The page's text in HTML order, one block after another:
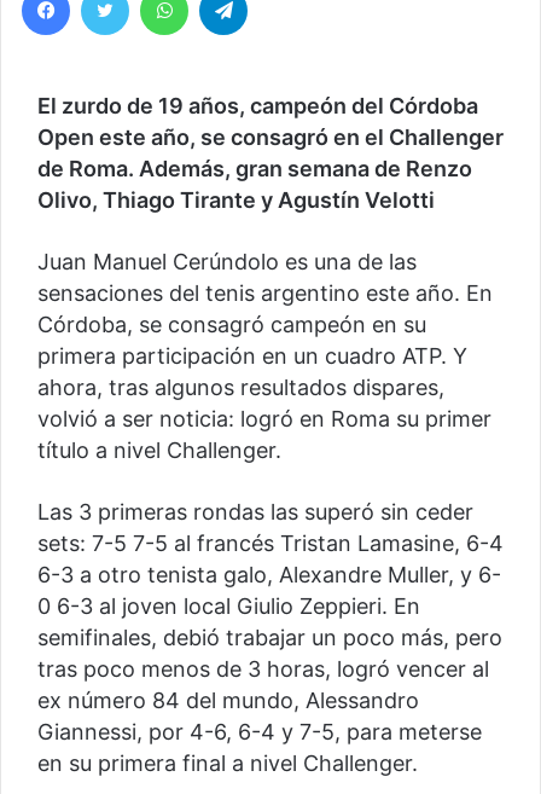
El zurdo de 19 años, campeón del Córdoba
Open este año, se consagró en el Challenger
de Roma. Además, gran semana de Renzo
Olivo, Thiago Tirante y Agustín Velotti
Juan Manuel Cerúndolo es una de las
sensaciones del tenis argentino este año. En
Córdoba, se consagró campeón en su
primera participación en un cuadro ATP. Y
ahora, tras algunos resultados dispares,
volvió a ser noticia: logró en Roma su primer
título a nivel Challenger.
Las 3 primeras rondas las superó sin ceder
sets: 7-5 7-5 al francés Tristan Lamasine, 6-4
6-3 a otro tenista galo, Alexandre Muller, y 6-
0 6-3 al joven local Giulio Zeppieri. En
semifinales, debió trabajar un poco más, pero
tras poco menos de 3 horas, logró vencer al
ex número 84 del mundo, Alessandro
Giannessi, por 4-6, 6-4 y 7-5, para meterse
en su primera final a nivel Challenger.